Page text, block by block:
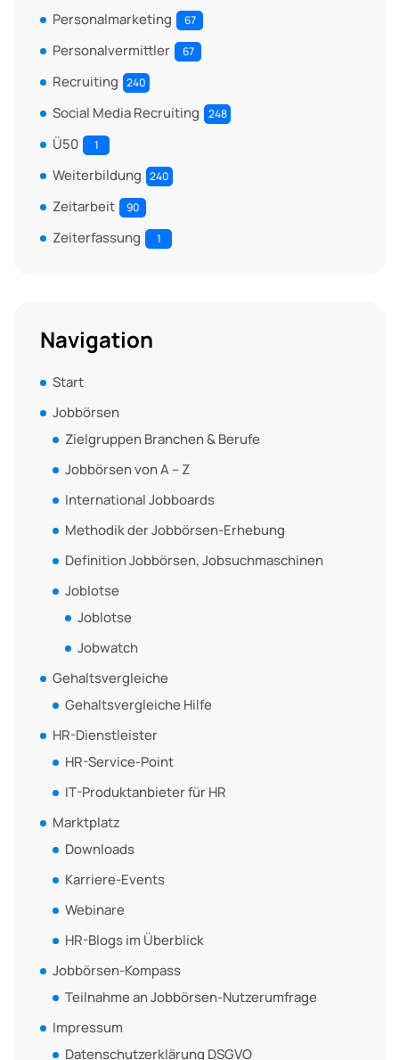
Personalmarketing 67
Personalvermittler 67
Recruiting 240
Social Media Recruiting 248
Ü50 1
Weiterbildung 240
Zeitarbeit 90
Zeiterfassung 1
Navigation
Start
Jobbörsen
Zielgruppen Branchen & Berufe
Jobbörsen von A – Z
International Jobboards
Methodik der Jobbörsen-Erhebung
Definition Jobbörsen, Jobsuchmaschinen
Joblotse
Joblotse
Jobwatch
Gehaltsvergleiche
Gehaltsvergleiche Hilfe
HR-Dienstleister
HR-Service-Point
IT-Produktanbieter für HR
Marktplatz
Downloads
Karriere-Events
Webinare
HR-Blogs im Überblick
Jobbörsen-Kompass
Teilnahme an Jobbörsen-Nutzerumfrage
Impressum
Datenschutzerklärung DSGVO